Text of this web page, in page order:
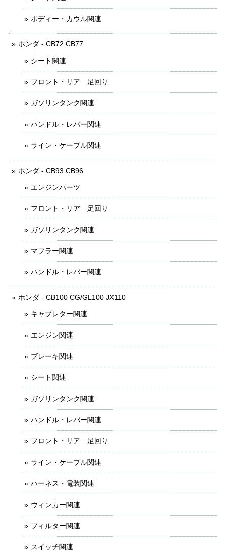
ボディー・カウル関連
ホンダ - CB72 CB77
シート関連
フロント・リア 足回り
ガソリンタンク関連
ハンドル・レバー関連
ライン・ケーブル関連
ホンダ - CB93 CB96
エンジンパーツ
フロント・リア 足回り
ガソリンタンク関連
マフラー関連
ハンドル・レバー関連
ホンダ - CB100 CG/GL100 JX110
キャブレター関連
エンジン関連
ブレーキ関連
シート関連
ガソリンタンク関連
ハンドル・レバー関連
フロント・リア 足回り
ライン・ケーブル関連
ハーネス・電装関連
ウィンカー関連
フィルター関連
スイッチ関連